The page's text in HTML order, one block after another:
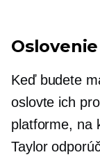
Keď budete
oslovte ich
platforme, na
Taylor